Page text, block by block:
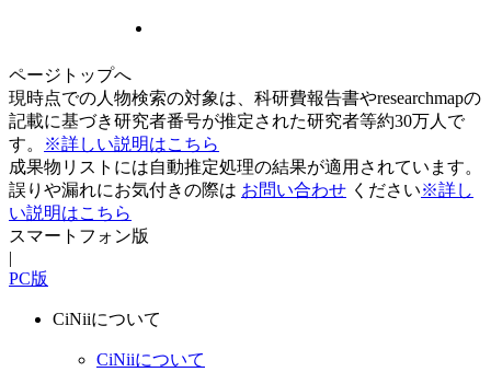
ページトップへ
現時点での人物検索の対象は、科研費報告書やresearchmapの
記載に基づき研究者番号が推定された研究者等約30万人で
す。
※詳しい説明はこちら
成果物リストには自動推定処理の結果が適用されています。
誤りや漏れにお気付きの際は お問い合わせ ください※詳し
い説明はこちら
スマートフォン版
|
PC版
CiNiiについて
CiNiiについて